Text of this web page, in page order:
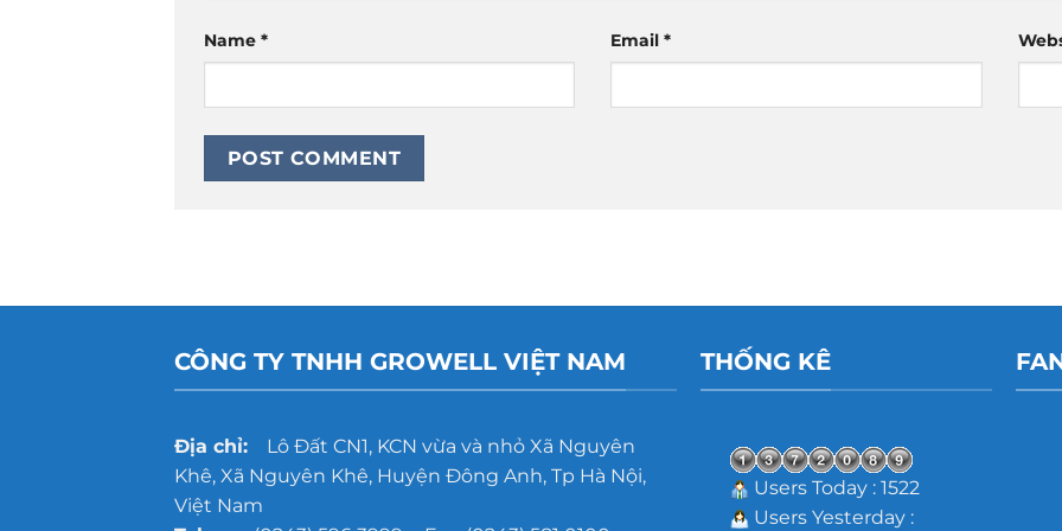
Name * Email*
CÔNG TY TNHH GROWELL VIỆT NAM
Địa chỉ:Lô Đất CN1, KCN vừa và nhỏ Xã Nguyên
Khê, Xã Nguyên Khê, Huyện Đông Anh, Tp Hà Nội,
Việt Nam
THỐNG KÊ
Users Today : 1522
Users Yesterday :